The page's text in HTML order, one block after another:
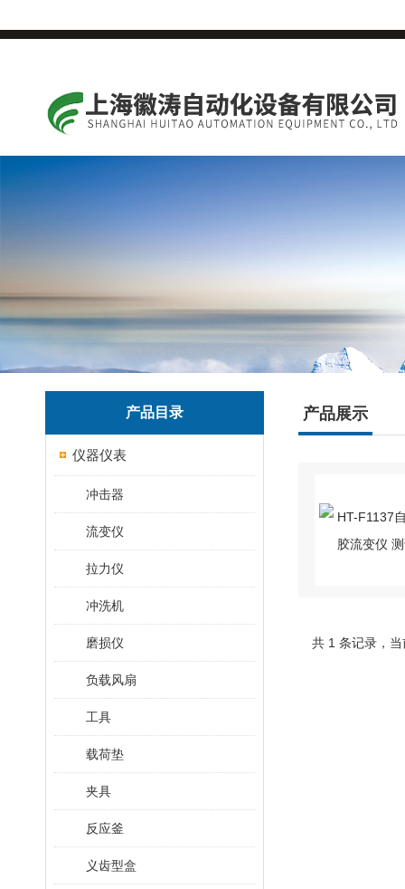
产品目录
仪器仪表
冲击器
流变仪
拉力仪
冲洗机
磨损仪
负载风扇
工具
载荷垫
夹具
反应釜
义齿型盒
产品展示
共 1 条记录，